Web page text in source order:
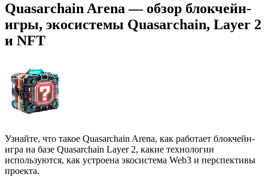
Quasarchain Arena — обзор блокчейн-
игры, экосистемы Quasarchain, Layer 2
и NFT
Узнайте, что такое Quasarchain Arena, как работает блокчейн-
игра на базе Quasarchain Layer 2, какие технологии
используются, как устроена экосистема Web3 и перспективы
проекта.